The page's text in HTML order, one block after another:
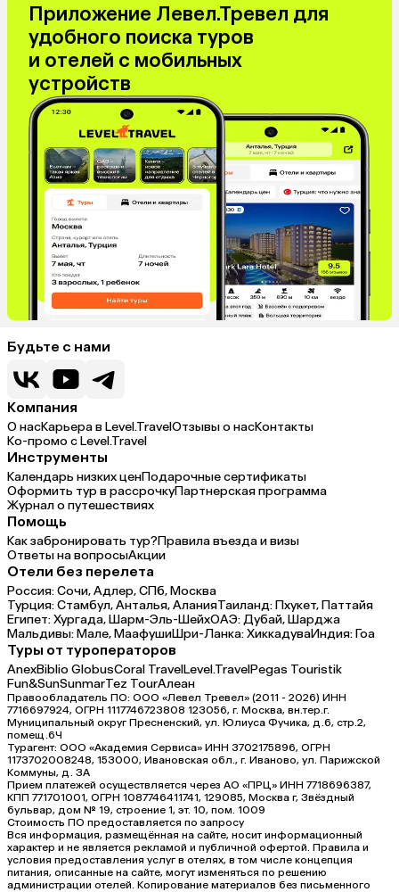
Приложение Левел.Тревел для
удобного поиска туров
и отелей с мобильных
устройств
Будьте с нами
Компания
О насКарьера в Level.TravelОтзывы о насКонтакты
Ко-промо с Level.Travel
Инструменты
Календарь низких ценПодарочные сертификаты
Оформить тур в рассрочкуПартнерская программа
Журнал о путешествиях
Помощь
Как забронировать тур?Правила въезда и визы
Ответы на вопросыАкции
Отели без перелета
Россия:Сочи,Адлер,СПб,Москва
Турция:Стамбул,Анталья,АланияТаиланд:Пхукет,Паттайя
Египет:Хургада,Шарм-Эль-ШейхОАЭ:Дубай,Шарджа
Мальдивы:Мале,МаафушиШри-Ланка:ХиккадуваИндия:Гоа
Туры от туроператоров
AnexBiblio GlobusCoral TravelLevel.TravelPegas Touristik
Fun&SunSunmarTez TourАлеан
Правообладатель ПО: ООО «Левел Тревел» (2011 - 2026) ИНН
7716697924, ОГРН 1117746723808 123056, г. Москва, вн.тер.г.
Муниципальный округ Пресненский, ул. Юлиуса Фучика, д.6, стр.2,
помещ.6Ч
Турагент: ООО «Академия Сервиса» ИНН 3702175896, ОГРН
1173702008248, 153000, Ивановская обл., г. Иваново, ул. Парижской
Коммуны, д. ЗА
Прием платежей осуществляется через АО «ПРЦ» ИНН 7718696387,
КПП 771701001, ОГРН 1087746411741, 129085, Москва г, Звёздный
бульвар, дом № 19, строение 1, эт. 10, пом. 1009
Стоимость ПО предоставляется по запросу
Вся информация, размещённая на сайте, носит информационный
характер и не является рекламой и публичной офертой. Правила и
условия предоставления услуг в отелях, в том числе концепция
питания, описанные на сайте, могут изменяться по решению
администрации отелей. Копирование материалов без письменного